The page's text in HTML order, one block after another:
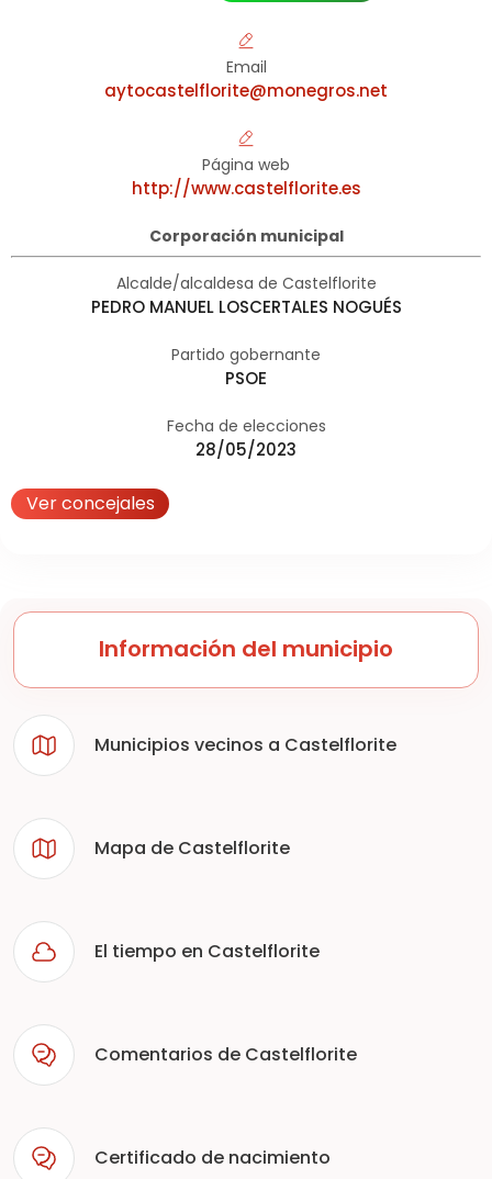
Email
aytocastelflorite@monegros.net
Página web
http://www.castelflorite.es
Corporación municipal
Alcalde/alcaldesa de Castelflorite
PEDRO MANUEL LOSCERTALES NOGUÉS
Partido gobernante
PSOE
Fecha de elecciones
28/05/2023
Ver concejales
Información del municipio
Municipios vecinos a Castelflorite
Mapa de Castelflorite
El tiempo en Castelflorite
Comentarios de Castelflorite
Certificado de nacimiento